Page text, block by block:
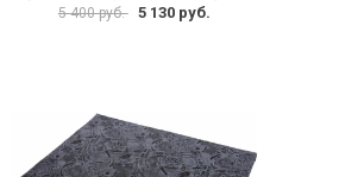
5 400 руб. 5 130 руб.